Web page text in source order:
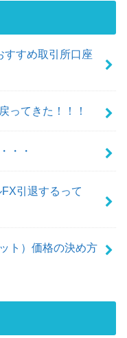
すすめ取引所口座
ってきた！！！
・・
引退するって
ト）価格の決め方